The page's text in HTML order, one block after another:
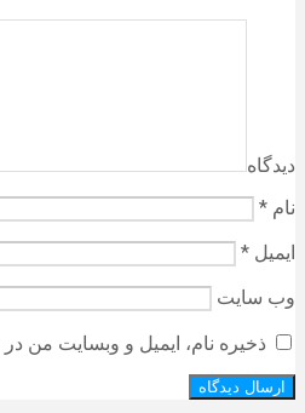
دیدگاه
نام *
ایمیل *
وب‌ سایت
ذخیره نام، ایمیل و وبسایت من